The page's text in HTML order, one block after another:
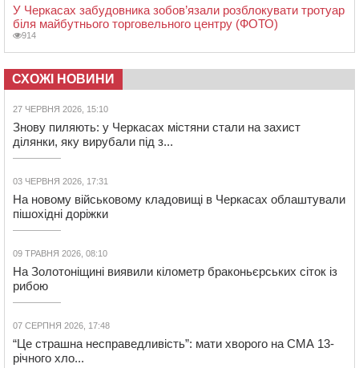
У Черкасах забудовника зобов’язали розблокувати тротуар
біля майбутнього торговельного центру (ФОТО)
914
СХОЖІ НОВИНИ
27 ЧЕРВНЯ 2026, 15:10
Знову пиляють: у Черкасах містяни стали на захист
ділянки, яку вирубали під з...
03 ЧЕРВНЯ 2026, 17:31
На новому військовому кладовищі в Черкасах облаштували
пішохідні доріжки
09 ТРАВНЯ 2026, 08:10
На Золотоніщині виявили кілометр браконьєрських сіток із
рибою
07 СЕРПНЯ 2026, 17:48
“Це страшна несправедливість”: мати хворого на СМА 13-
річного хло...